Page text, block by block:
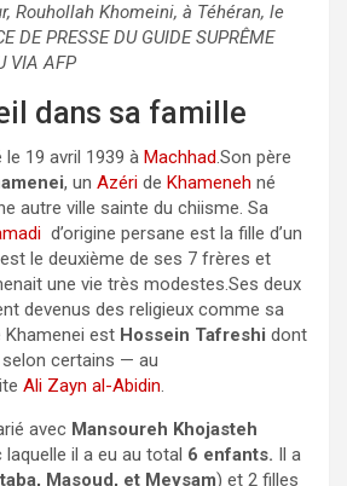
Rouhollah Khomeini, à Téhéran, le
DE PRESSE DU GUIDE SUPRÊME
VIA AFP
dans sa famille
le 19 avril 1939 à Machhad.Son père
, un Azéri de Khameneh né
autre ville sainte du chiisme. Sa
d’origine persane est la fille d’un
est le deuxième de ses 7 frères et
une vie très modestes.Ses deux
devenus des religieux comme sa
Khamenei est Hossein Tafreshi dont
certains — au
Ali Zayn al-Abidin.
avec Mansoureh Khojasteh
laquelle il a eu au total 6 enfants. Il a
Masoud, et Meysam) et 2 filles